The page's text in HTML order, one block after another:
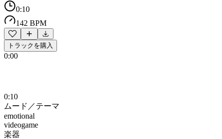
0:10
142 BPM
トラックを購入
0:00
0:10
ムード／テーマ
emotional
videogame
楽器